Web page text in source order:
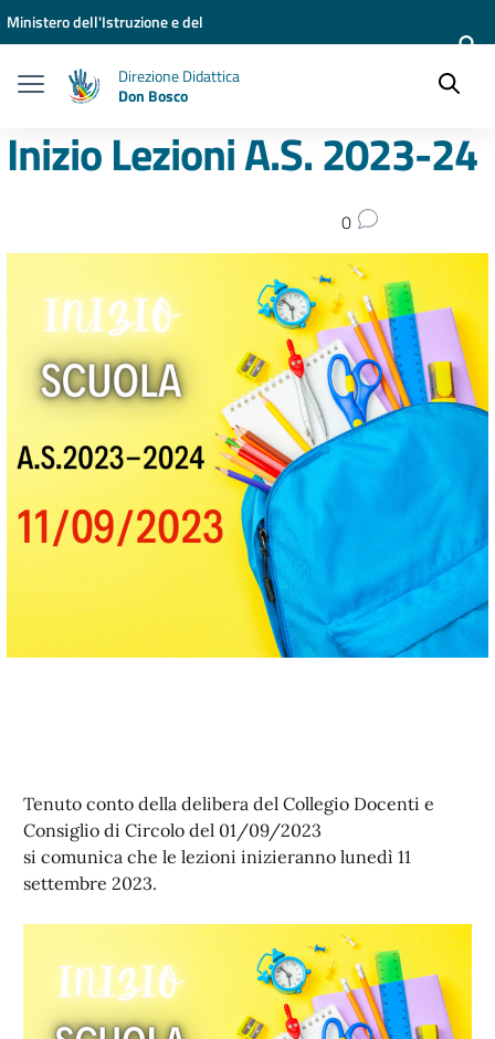
Vai ai contenuti
Vai al menu di navigazione
Vai al footer
Ministero dell'Istruzione e del
Direzione Didattica
Don Bosco
Inizio Lezioni A.S. 2023-24
0
Tenuto conto della delibera del Collegio Docenti e
Consiglio di Circolo del 01/09/2023
si comunica che le lezioni inizieranno lunedì 11
settembre 2023.